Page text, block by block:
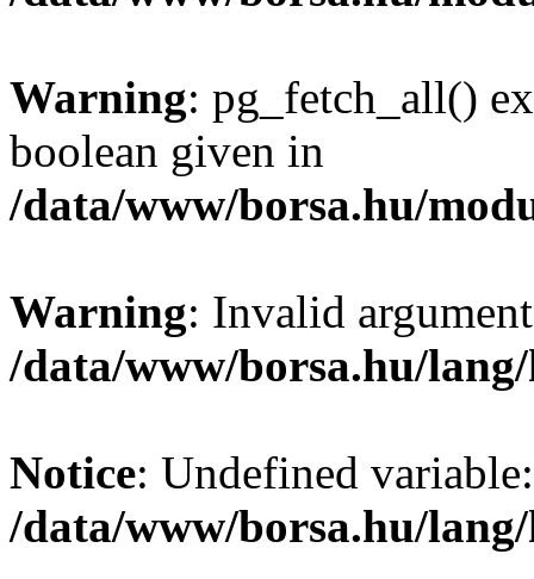
Warning: pg_fetch_all()
boolean given in
/data/www/borsa.hu/
Warning: Invalid
/data/www/borsa.hu/
Notice: Undefined
/data/www/borsa.hu/